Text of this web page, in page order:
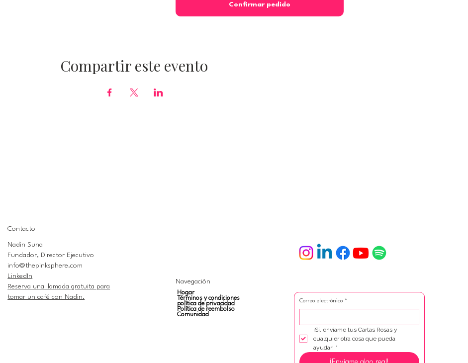
Confirmar pedido
Compartir este evento
Contacto
Nadin Suna
Fundador, Director Ejecutivo
info@thepinksphere.com
LinkedIn
Reserva una llamada gratuita para
tomar un café con Nadin.
Navegación
Hogar
Términos y condiciones
política de privacidad
Política de reembolso
Comunidad
Correo electrónico *
¡Sí, envíame tus Cartas Rosas y
cualquier otra cosa que pueda
ayudar! *